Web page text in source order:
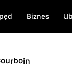
Biznes